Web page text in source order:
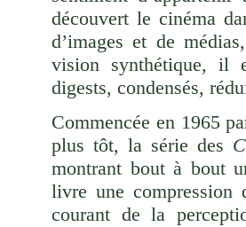
découvert le cinéma
d’images et de
vision synthétique, il
digests, condensés,
Commencée en 1965
plus tôt, la série des
montrant bout à bout
livre une compression
courant de la